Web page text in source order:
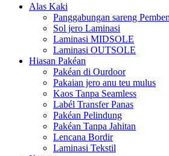
Alas Kaki
Panggabungan sareng
Sol jero Laminasi
Laminasi MIDSOLE
Laminasi OUTSOLE
Hiasan Pakéan
Pakéan di Ourdoor
Pakaian jero anu teu mulus
Kaos Tanpa Seamless
Labél Transfer Panas
Pakéan Pelindung
Pakéan Tanpa Jahitan
Lencana Bordir
Laminasi Tekstil